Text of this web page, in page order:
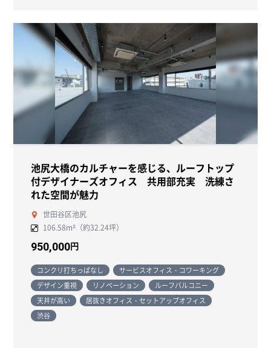
池尻大橋のカルチャーを感じる、ルーフトップ
付デザイナーズオフィス 共用部充実 洗練さ
れた空間が魅力
世田谷区池尻
106.58m²（約32.24坪）
950,000円
コンクリ打ちっぱなし
サービスオフィス・コワーキング
デザイン重視
リノベーション
ルーフバルコニー
天井が高い
居抜きオフィス・セットアップオフィス
渋谷